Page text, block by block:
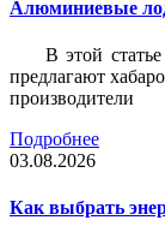
Алюминиевые
В этой
предлагают
производители
Подробнее
03.08.2026
Как выбрать